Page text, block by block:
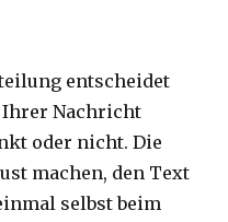
entscheidet
Ihrer Nachricht
oder nicht. Die
machen, den Text
selbst beim